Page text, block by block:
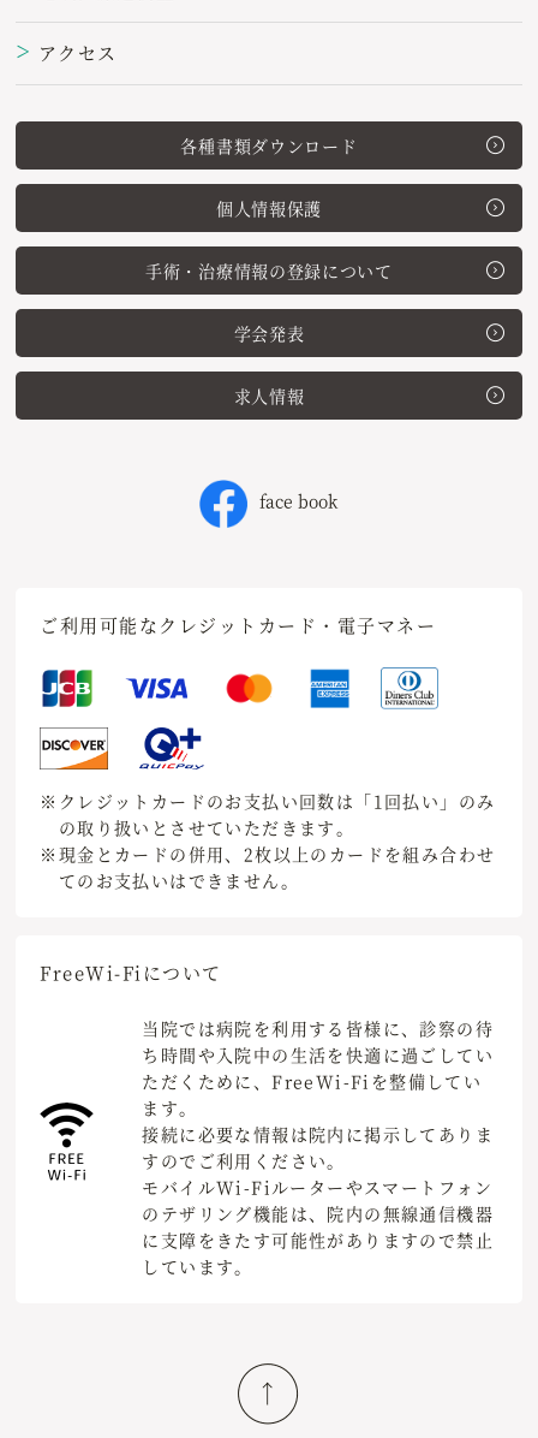
＞ アクセス
各種書類ダウンロード
個人情報保護
手術・治療情報の登録について
学会発表
求人情報
face book
ご利用可能なクレジットカード・電子マネー
※クレジットカードのお支払い回数は「1回払い」のみ
の取り扱いとさせていただきます。
※現金とカードの併用、2枚以上のカードを組み合わせ
てのお支払いはできません。
FreeWi-Fiについて
当院では病院を利用する皆様に、診察の待
ち時間や入院中の生活を快適に過ごしてい
ただくために、FreeWi-Fiを整備してい
ます。
接続に必要な情報は院内に掲示してありま
すのでご利用ください。
モバイルWi-Fiルーターやスマートフォン
のテザリング機能は、院内の無線通信機器
に支障をきたす可能性がありますので禁止
しています。